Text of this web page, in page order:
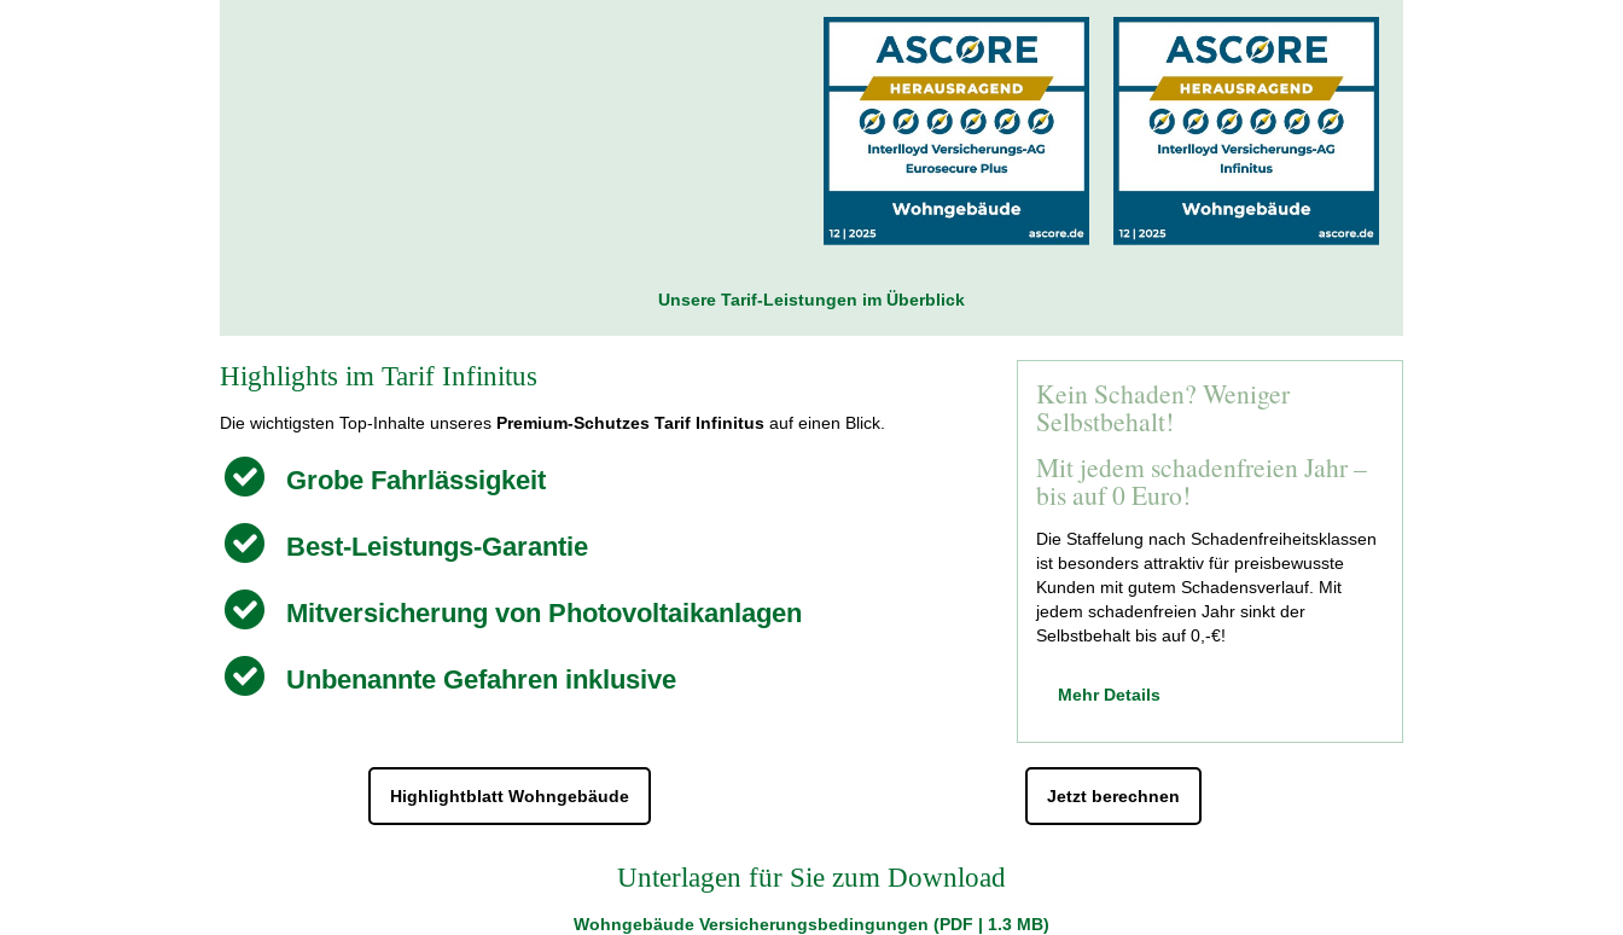
Unsere Tarif-Leistungen im Überblick
Highlights im Tarif Infinitus
Die wichtigsten Top-Inhalte unseres Premium-Schutzes Tarif Infinitus auf einen Blick.
Grobe Fahrlässigkeit
Best-Leistungs-Garantie
Mitversicherung von Photovoltaikanlagen
Unbenannte Gefahren inklusive
Kein Schaden? Weniger
Selbstbehalt!
Mit jedem schadenfreien Jahr –
bis auf 0 Euro!
Die Staffelung nach Schadenfreiheitsklassen
ist besonders attraktiv für preisbewusste
Kunden mit gutem Schadensverlauf. Mit
jedem schadenfreien Jahr sinkt der
Selbstbehalt bis auf 0,-€!
Mehr Details
Highlightblatt Wohngebäude Jetzt berechnen
Unterlagen für Sie zum Download
Wohngebäude Versicherungsbedingungen (PDF | 1.3 MB)